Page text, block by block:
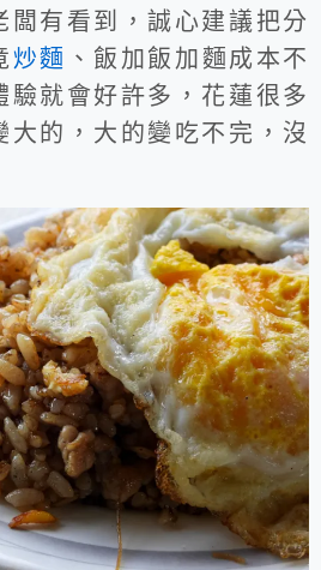
闆有看到，誠心建議把分
炒麵 、飯加飯加麵成本不
驗就會好許多，花蓮很多
大的，大的變吃不完，沒